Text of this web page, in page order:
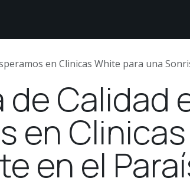
en Clinicas White para una
Calidad
en
en el